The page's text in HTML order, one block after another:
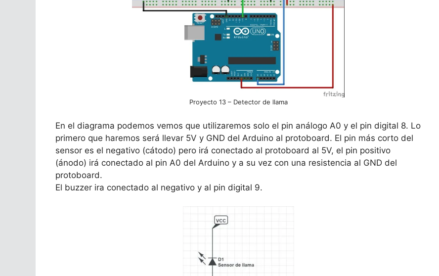
Proyecto 13 – Detector de llama
En el diagrama podemos vemos que utilizaremos solo el pin análogo A0 y el pin digital 8. Lo
primero que haremos será llevar 5V y GND del Arduino al protoboard. El pin más corto del
sensor es el negativo (cátodo) pero irá conectado al protoboard al 5V, el pin positivo
(ánodo) irá conectado al pin A0 del Arduino y a su vez con una resistencia al GND del
protoboard.
El buzzer ira conectado al negativo y al pin digital 9.